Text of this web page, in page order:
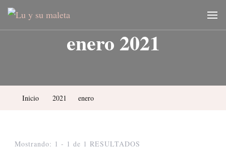
Lu y su maleta
Blog de viajes y fotografía
enero 2021
Inicio 2021 enero
Mostrando: 1 - 1 de 1 RESULTADOS